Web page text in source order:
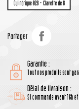
Cylindrique Ø28 - Clavette de 8
Partager
Garantie :
Tout nos produits sont
Délai de livraison :
Si commande avant 16h